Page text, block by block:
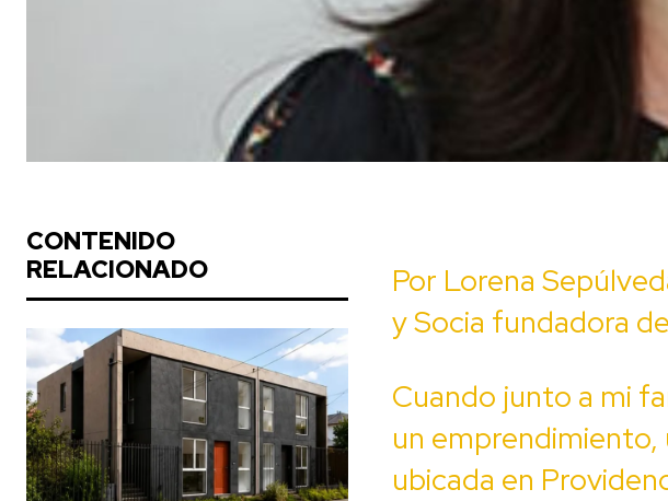
CONTENIDO
RELACIONADO
Por Lorena
y Socia fundadora
Cuando junto a mi
un
ubicada en